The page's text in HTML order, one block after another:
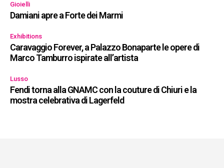
Gioielli
Damiani apre a Forte dei Marmi
Exhibitions
Caravaggio Forever, a Palazzo Bonaparte le opere di
Marco Tamburro ispirate all’artista
Lusso
Fendi torna alla GNAMC con la couture di Chiuri e la
mostra celebrativa di Lagerfeld